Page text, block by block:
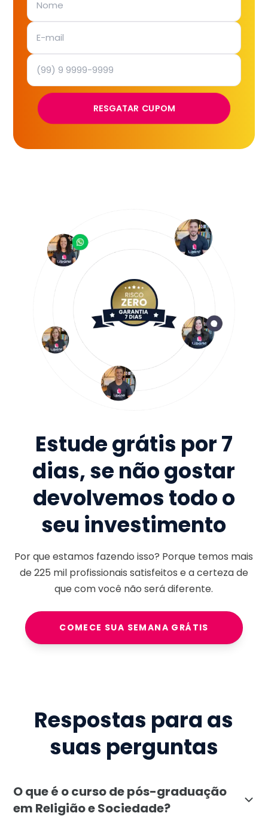
RESGATAR CUPOM
Estude grátis por 7
dias, se não gostar
devolvemos todo o
seu investimento
Por que estamos fazendo isso? Porque temos mais
de225 milprofissionais satisfeitos e a certeza de
que com você não será diferente.
COMECE SUA SEMANA GRÁTIS
Respostas para as
suas perguntas
O que é o curso de pós-graduação
em Religião e Sociedade?